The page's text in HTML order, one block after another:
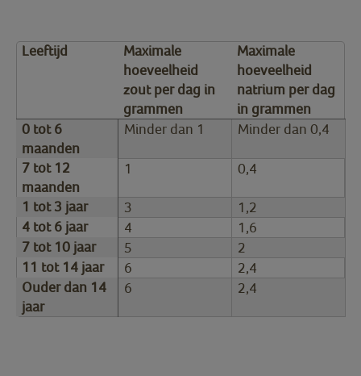
Leeftijd
Maximale
hoeveelheid
zout per dag in
grammen
Maximale
hoeveelheid
natrium per dag
in grammen
0 tot 6
maanden
Minder dan 1 Minder dan 0,4
7 tot 12
maanden
1 0,4
1 tot 3 jaar 3
1,2
4 tot 6 jaar
4
1,6
7 tot 10 jaar
5
2
11 tot 14 jaar
6
2,4
Ouder dan 14
jaar
6 2,4